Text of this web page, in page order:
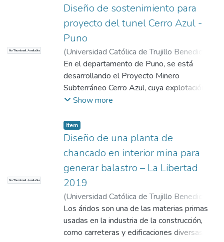
No Thumbnail Available
Diseño de sostenimiento para
proyecto del tunel Cerro Azul -
Puno
(Universidad Católica de Trujillo Benedicto
XVI,2018)Valderrama Fernandez,
Eleodoro Jorge;Saldaña Milla, Fernando
Arístides
En el departamento de Puno, se está
desarrollando el Proyecto Minero
Subterráneo Cerro Azul, cuya explotación
del yacimiento es de oro y plata.
desarrollando un plan de expansión en tal
sentido se plantea la construcción de un
túnel de 8.0 kms., de longitud. De acuerdo a
la información el estudio debe plasmarse en
una longitud de 1,210 metros,
encontrándose en el sector casi central de
la obra, en tal sentido se propondrá un tipo
de sostenimiento para el tramo del estudio
en mención. Ante la necesidad de ampliar la
explotación del yacimiento se plantea la
Show more
No Thumbnail Available
Item
Diseño de una planta de
chancado en interior mina para
generar balastro – La Libertad
2019
(Universidad Católica de Trujillo Benedicto
XVI ,2019 )Quico Saavedra, Raul Rosario;
Vejarano Garcia, Milser Franthy;Valderrama
Fernandez, Eleodoro Jorge
Los áridos son una de las materias primas
usadas en la industria de la construcción,
como carreteras y edificaciones diversas,